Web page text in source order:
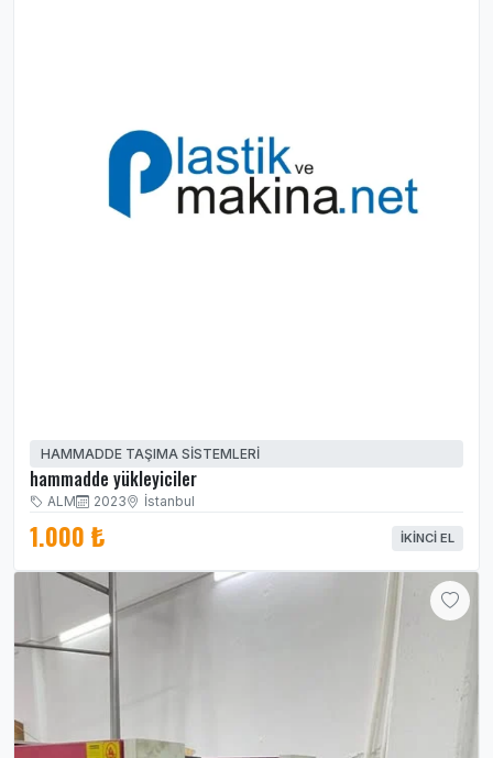
HAMMADDE TAŞIMA SİSTEMLERİ
hammadde yükleyiciler
ALM 2023 İstanbul
1.000 ₺ İKINCI EL